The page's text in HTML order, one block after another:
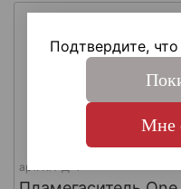
арт.КА-Д-1
Подтвердите,
Мне